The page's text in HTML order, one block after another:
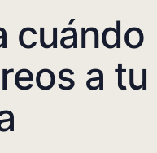
cuándo
a tu